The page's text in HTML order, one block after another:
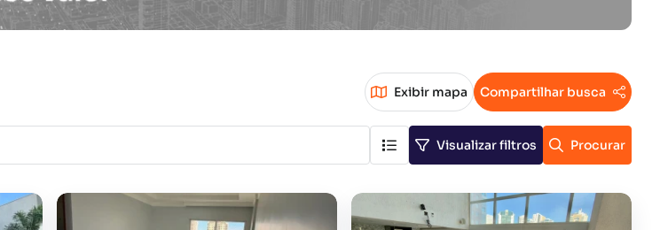
Exibir mapa Compartilhar busca
Visualizar filtros Procurar